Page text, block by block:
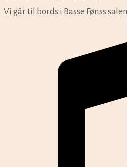
Vi går til bords i Basse Fønss salen